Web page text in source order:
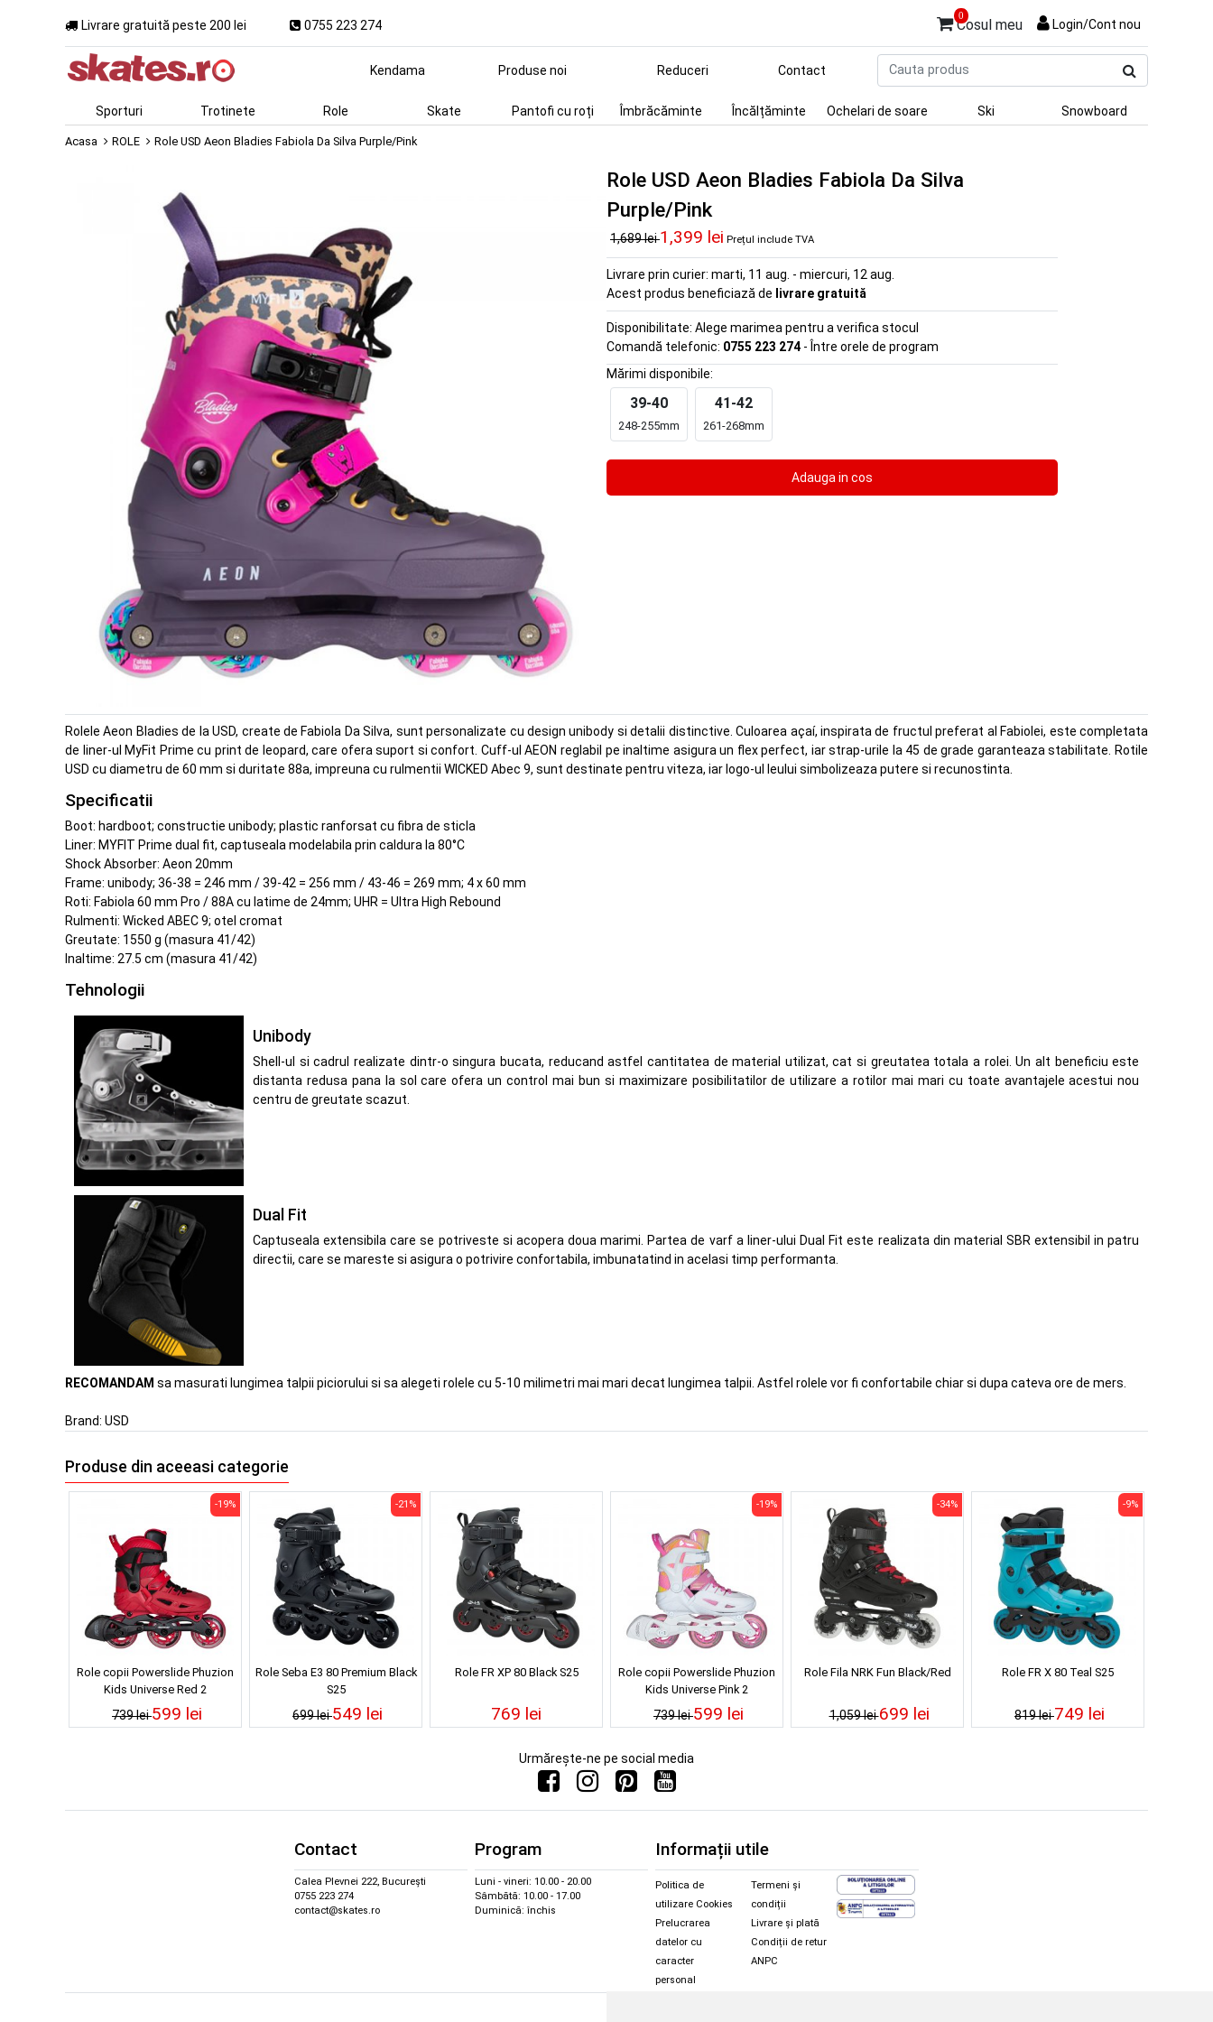
Livrare gratuită peste 200 lei 0755 223 274
0
Cosul meu Login/Cont nou
produs
Kendama Produse noi Reduceri Contact
Sporturi Trotinete Role Skate Pantofi cu roți Îmbrăcăminte Încălțăminte Ochelari de soare Ski Snowboard
Acasa ROLE Role USD Aeon Bladies Fabiola Da Silva Purple/Pink
Role USD Aeon Bladies Fabiola Da Silva
Purple/Pink
1,689 lei1,399 lei Prețul include TVA
Livrare prin curier: marti, 11 aug. - miercuri, 12 aug.
Acest produs beneficiază de livrare gratuită
Disponibilitate: Alege marimea pentru a verifica stocul
Comandă telefonic: 0755 223 274 - Între orele de program
Mărimi disponibile:
39-40
248-255mm
41-42
261-268mm
Rolele Aeon Bladies de la USD, create de Fabiola Da Silva, sunt personalizate cu design unibody si detalii distinctive. Culoarea açaí, inspirata de fructul preferat al Fabiolei, este completata
de liner-ul MyFit Prime cu print de leopard, care ofera suport si confort. Cuff-ul AEON reglabil pe inaltime asigura un flex perfect, iar strap-urile la 45 de grade garanteaza stabilitate. Rotile
USD cu diametru de 60 mm si duritate 88a, impreuna cu rulmentii WICKED Abec 9, sunt destinate pentru viteza, iar logo-ul leului simbolizeaza putere si recunostinta.
Specificatii
Boot: hardboot; constructie unibody; plastic ranforsat cu fibra de sticla
Liner: MYFIT Prime dual fit, captuseala modelabila prin caldura la 80°C
Shock Absorber: Aeon 20mm
Frame: unibody; 36-38 = 246 mm / 39-42 = 256 mm / 43-46 = 269 mm; 4 x 60 mm
Roti: Fabiola 60 mm Pro / 88A cu latime de 24mm; UHR = Ultra High Rebound
Rulmenti: Wicked ABEC 9; otel cromat
Greutate: 1550 g (masura 41/42)
Inaltime: 27.5 cm (masura 41/42)
Tehnologii
Unibody
Shell-ul si cadrul realizate dintr-o singura bucata, reducand astfel cantitatea de material utilizat, cat si greutatea totala a rolei. Un alt beneficiu este
distanta redusa pana la sol care ofera un control mai bun si maximizare posibilitatilor de utilizare a rotilor mai mari cu toate avantajele acestui nou
centru de greutate scazut.
Dual Fit
Captuseala extensibila care se potriveste si acopera doua marimi. Partea de varf a liner-ului Dual Fit este realizata din material SBR extensibil in patru
directii, care se mareste si asigura o potrivire confortabila, imbunatatind in acelasi timp performanta.
RECOMANDAM sa masurati lungimea talpii piciorului si sa alegeti rolele cu 5-10 milimetri mai mari decat lungimea talpii. Astfel rolele vor fi confortabile chiar si dupa cateva ore de mers.
Brand: USD
Produse din aceeasi categorie
Role copii Powerslide Phuzion
Kids Universe Red 2
739 lei
-19%
599 lei
Role Seba E3 80 Premium Black
S25
699 lei
-21%
549 lei
Role FR XP 80 Black S25
769 lei
Role copii Powerslide Phuzion
Kids Universe Pink 2
739 lei
-19%
599 lei
Role Fila NRK Fun Black/Red
1,059 lei
-34%
699 lei
Role FR X 80 Teal S25
819 lei
-9%
749 lei
Urmărește-ne pe social media
Contact
Calea Plevnei 222, București
0755 223 274
contact@skates.ro
Program
Luni - vineri: 10.00 - 20.00
Sâmbătă: 10.00 - 17.00
Duminică: închis
Informații utile
Politica de
utilizare Cookies
Prelucrarea
datelor cu
caracter
personal
Termeni și
condiții
Livrare și plată
Condiții de retur
ANPC